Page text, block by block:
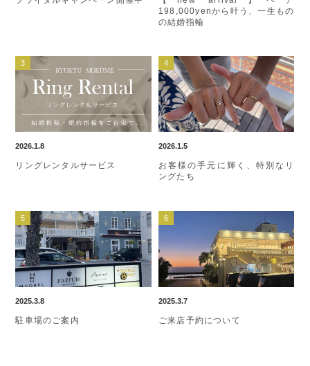
198,000yenから叶う、一生もの
の結婚指輪
2026.1.8
リングレンタルサービス
2026.1.5
お客様の手元に輝く、特別なリ
ングたち
2025.3.8
駐車場のご案内
2025.3.7
ご来店予約について